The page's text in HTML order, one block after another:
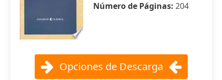
Número de Páginas: 204
Opciones de Descarga